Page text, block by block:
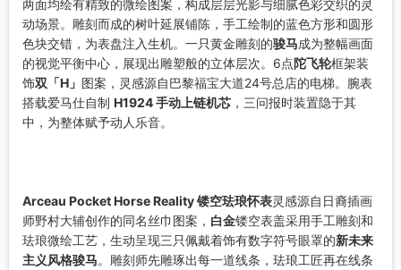
两面均绘有精致的微绘图案，构成层层光影与细腻色彩交织的灵
动场景。雕刻而成的树叶延展铺陈，手工绘制的蓝色方形和圆形
色块交错，为表盘注入生机。一只黄金雕刻的骏马成为整幅画面
的视觉平衡中心，展现出雕塑般的立体层次。6点陀飞轮框架装
饰双「H」 图案，灵感源自巴黎福宝大道24号总店的电梯。腕表
搭载爱马仕自制 H1924 手动上链机芯 ，三问报时装置隐于其
中，为整体赋予动人乐音。
Arceau Pocket Horse Reality 镂空珐琅怀表灵感源自日裔插画
师野村大辅创作的同名丝巾图案， 白金镂空表盖采用手工雕刻和
珐琅微绘工艺，生动呈现三只佩戴着饰有数字符号眼罩的新未来
主义风格骏马。雕刻师先雕琢出每一道线条，珐琅工匠再在线条